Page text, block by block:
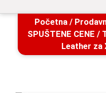
Početna /
SPUŠTENE CENE /
Leather za